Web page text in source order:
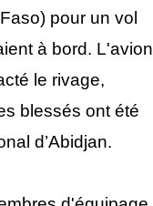
pour un vol
à bord. L'avion
le rivage,
blessés ont été
d’Abidjan.